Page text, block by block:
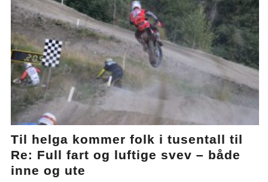
Til helga kommer folk i tusentall til
Re: Full fart og luftige svev – både
inne og ute